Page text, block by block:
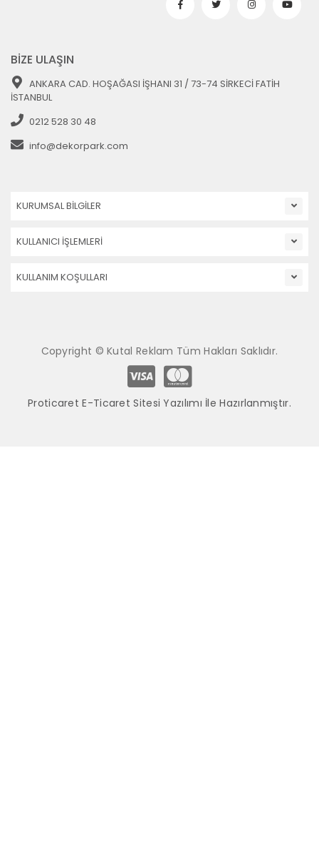
BİZE ULAŞIN
ANKARA CAD. HOŞAĞASI İŞHANI 31 / 73-74 SİRKECİ FATİH
İSTANBUL
0212 528 30 48
info@dekorpark.com
KURUMSAL BİLGİLER
KULLANICI İŞLEMLERİ
KULLANIM KOŞULLARI
Copyright © Kutal Reklam Tüm Hakları Saklıdır.
Proticaret E-Ticaret Sitesi Yazılımı İle Hazırlanmıştır.